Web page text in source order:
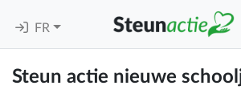
FR
Steun actie nieuwe